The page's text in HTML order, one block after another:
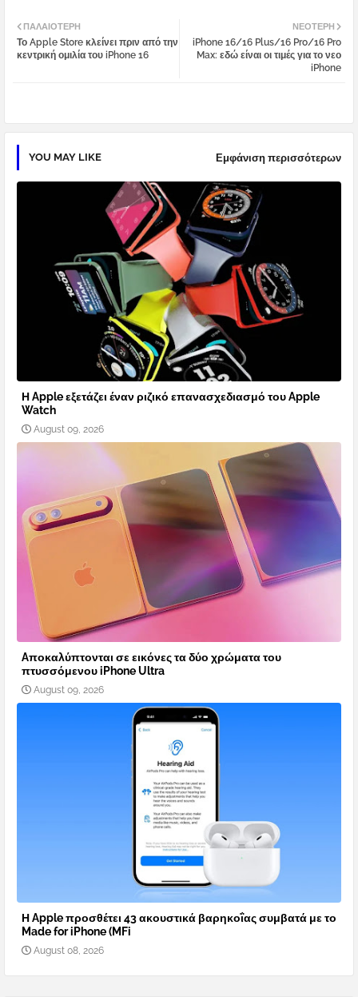
tter atsa
ΝΕΌΤΕΡΗ
iPhone 16/16 Plus/16 Pro/16 Pro
Max: εδώ είναι οι τιμές για το νεο
iPhone
ΠΑΛΑΙΌΤΕΡΗ
Το Apple Store κλείνει πριν από την
κεντρική ομιλία του iPhone 16
YOU MAY LIKE Εμφάνιση περισσότερων
Η Apple εξετάζει έναν ριζικό επανασχεδιασμό του Apple
Watch
August 09, 2026
Aποκαλύπτονται σε εικόνες τα δύο χρώματα του
πτυσσόμενου iPhone Ultra
August 09, 2026
Η Apple προσθέτει 43 ακουστικά βαρηκοΐας συμβατά με το
Made for iPhone (MFi
August 08, 2026